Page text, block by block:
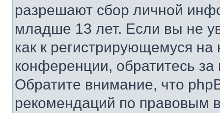
разрешают сбор личной
младше 13 лет. Если вы не
как к регистрирующемуся
конференции, обратитесь
Обратите внимание, что
рекомендаций по правовым